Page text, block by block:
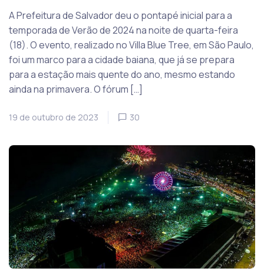
A Prefeitura de Salvador deu o pontapé inicial para a
temporada de Verão de 2024 na noite de quarta-feira
(18). O evento, realizado no Villa Blue Tree, em São Paulo,
foi um marco para a cidade baiana, que já se prepara
para a estação mais quente do ano, mesmo estando
ainda na primavera. O fórum […]
19 de outubro de 2023 30